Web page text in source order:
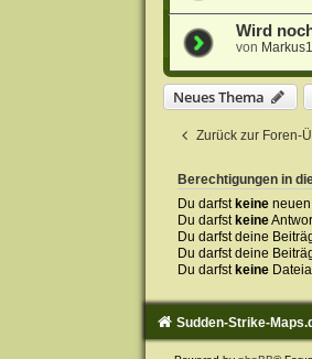
Wird
von
Neues Thema
Zurück zur Foren-
Berechtigungen in
Du darfst keineneuen
Du darfst keine
Du darfst deine
Du darfst deine
Du darfst keine
Sudden-Strike-